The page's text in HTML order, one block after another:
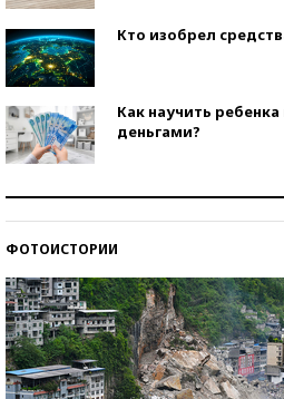
Кто изобрел
Как научить
деньгами?
ФОТОИСТОРИИ